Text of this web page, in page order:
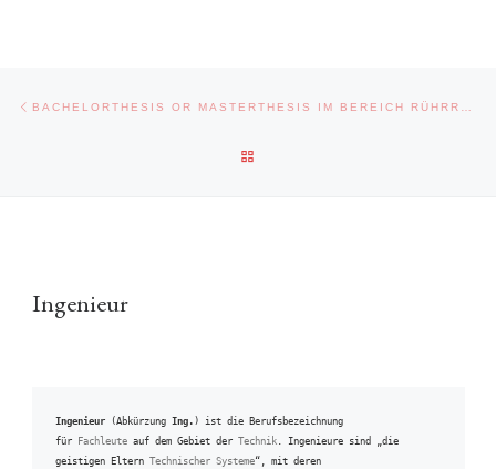
Post navigation
Ingenieur
Ingenieur (Abkürzung Ing. ) ist die Berufsbezeichnung
für
Fachleute auf dem Gebiet der Technik . Ingenieure sind „die
geistigen Eltern Technischer Systeme“, mit deren